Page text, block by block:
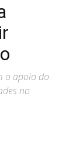
o apoio do
no